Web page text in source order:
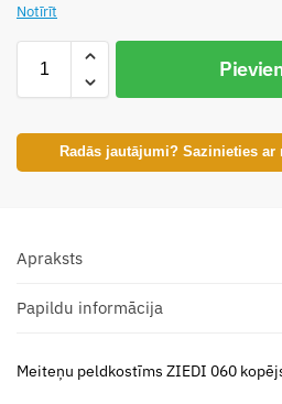
Notīrīt
Radās jautājumi? Sazinieties ar
Apraksts
Papildu informācija
Meiteņu peldkostīms ZIEDI 060